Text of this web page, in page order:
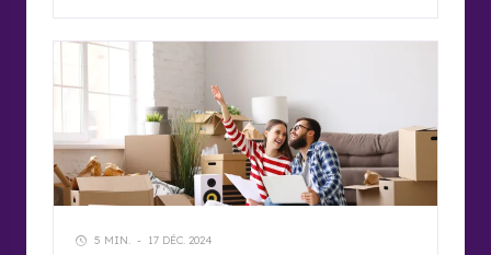
5 MIN. - 17 DÉC. 2024